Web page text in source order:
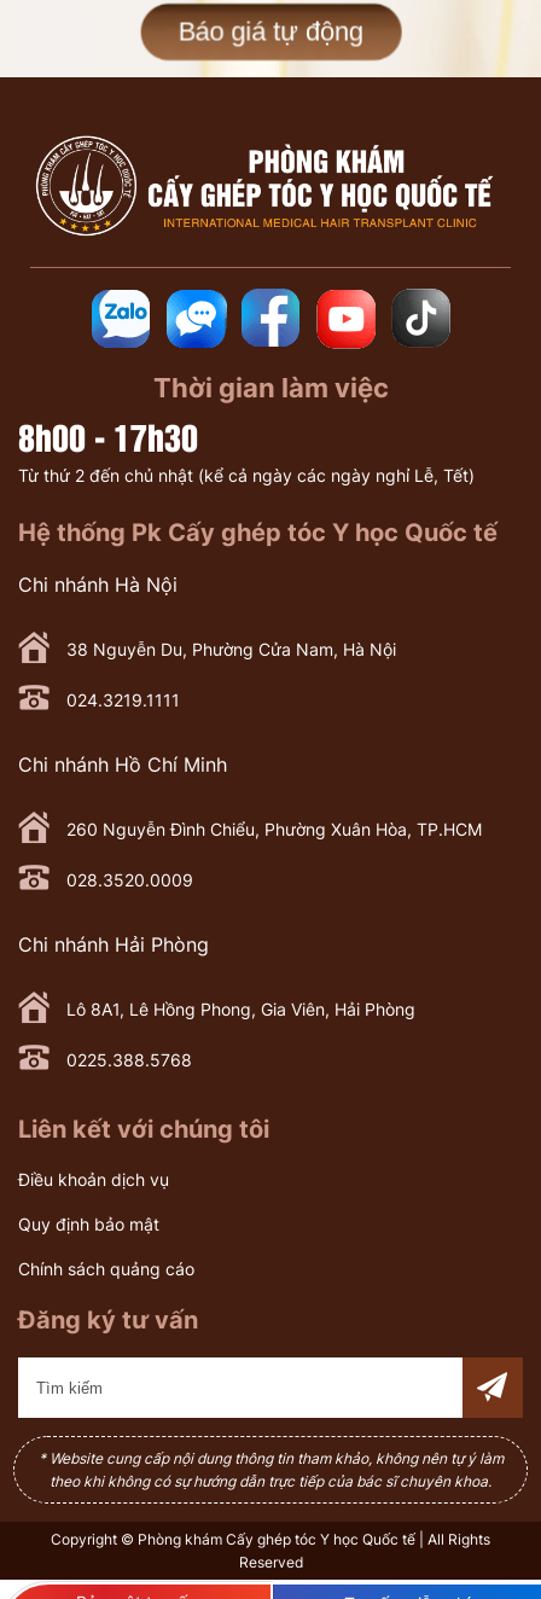
Báo giá tự động
Thời gian làm việc
8h00 - 17h30
Từ thứ 2 đến chủ nhật (kể cả ngày các ngày nghỉ Lễ, Tết)
Hệ thống Pk Cấy ghép tóc Y học Quốc tế
Chi nhánh Hà Nội
38 Nguyễn Du, Phường Cửa Nam, Hà Nội
024.3219.1111
Chi nhánh Hồ Chí Minh
260 Nguyễn Đình Chiểu, Phường Xuân Hòa, TP.HCM
028.3520.0009
Chi nhánh Hải Phòng
Lô 8A1, Lê Hồng Phong, Gia Viên, Hải Phòng
0225.388.5768
Liên kết với chúng tôi
Điều khoản dịch vụ
Quy định bảo mật
Chính sách quảng cáo
Đăng ký tư vấn
* Website cung cấp nội dung thông tin tham khảo, không nên tự ý làm
theo khi không có sự hướng dẫn trực tiếp của bác sĩ chuyên khoa.
Copyright © Phòng khám Cấy ghép tóc Y học Quốc tế | All Rights
Reserved